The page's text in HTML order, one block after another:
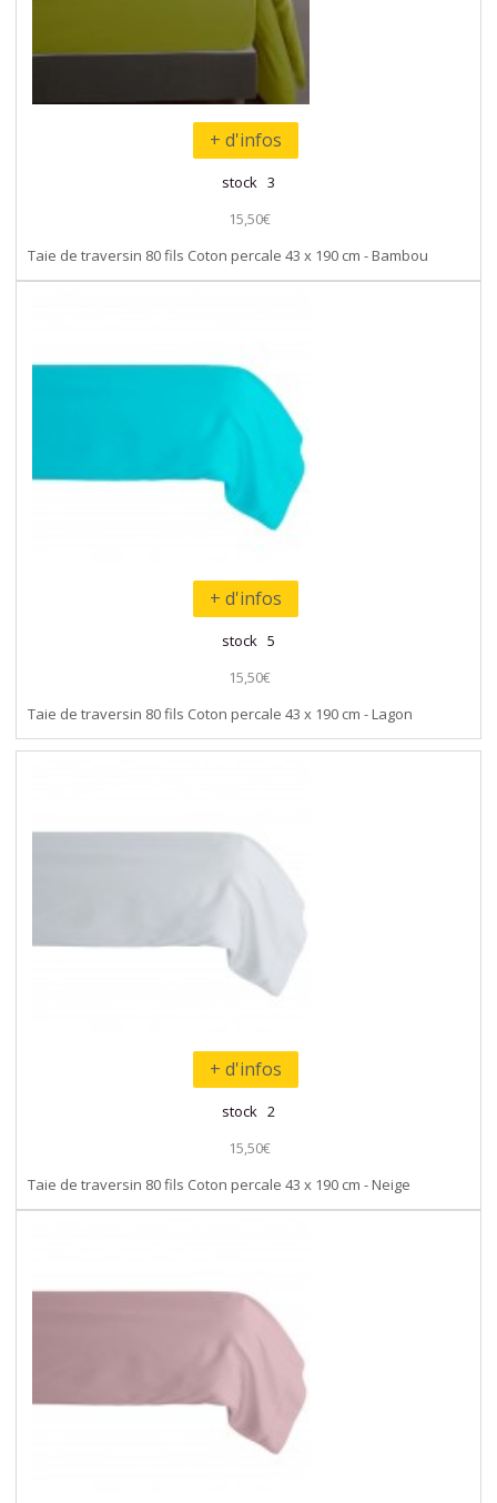
+ d'infos
stock 3
15,50€
Taie de traversin 80 fils Coton percale 43 x 190 cm - Bambou
+ d'infos
stock 5
15,50€
Taie de traversin 80 fils Coton percale 43 x 190 cm - Lagon
+ d'infos
stock 2
15,50€
Taie de traversin 80 fils Coton percale 43 x 190 cm - Neige